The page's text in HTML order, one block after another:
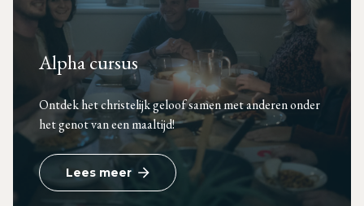
Activiteiten
De Maranathakerk
Contact
Alpha cursus
Ontdek het christelijk geloof samen met anderen onder
het genot van een maaltijd!
Lees meer